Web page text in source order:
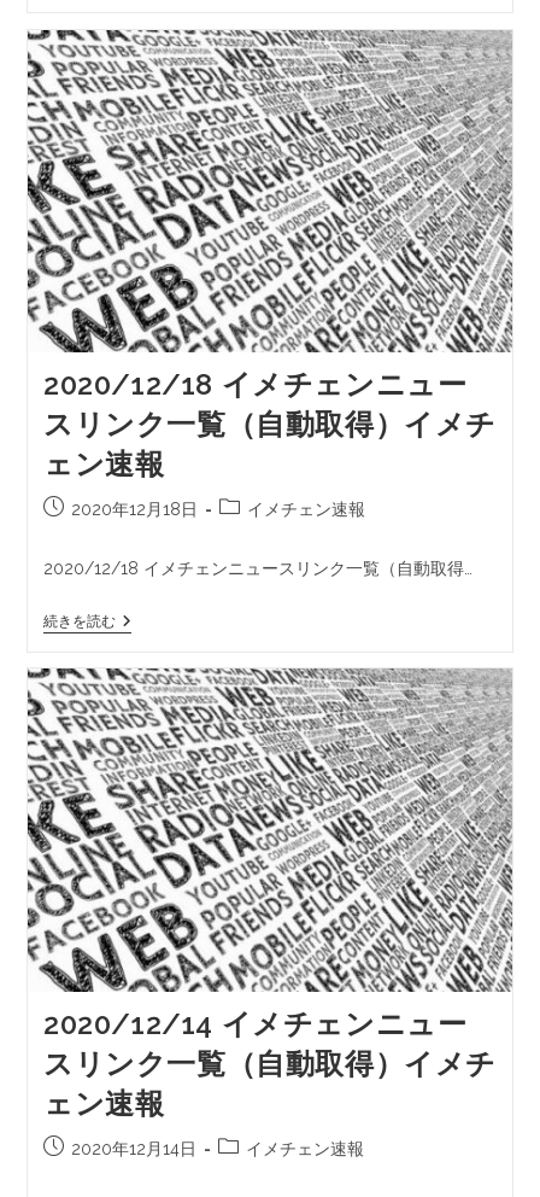
2020/12/18 イメチェンニュー
スリンク一覧（自動取得）イメチ
ェン速報
2020年12月18日 イメチェン速報
2020/12/18 イメチェンニュースリンク一覧（自動取得…
続きを読む
2020/12/14 イメチェンニュー
スリンク一覧（自動取得）イメチ
ェン速報
2020年12月14日 イメチェン速報